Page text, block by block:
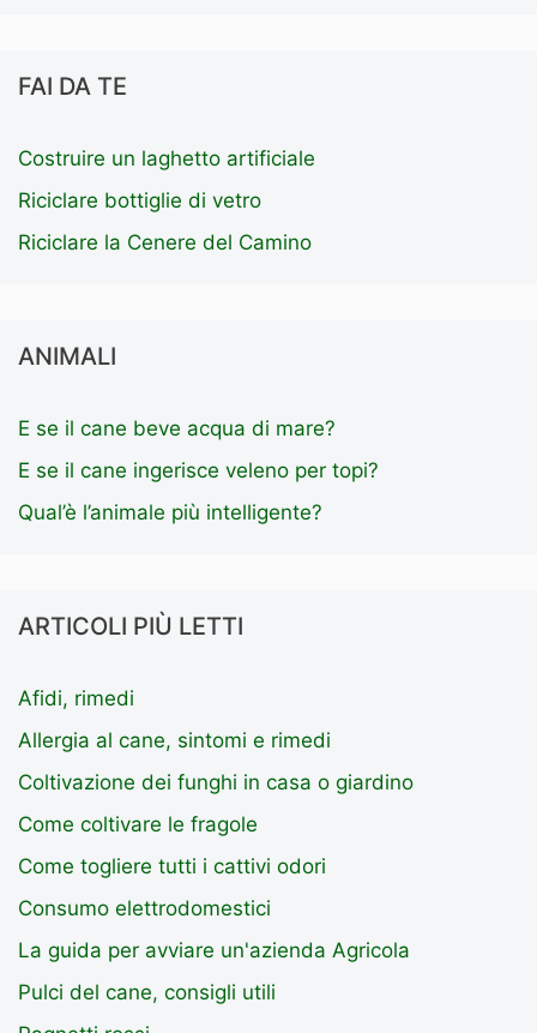
FAI DA TE
Costruire un laghetto artificiale
Riciclare bottiglie di vetro
Riciclare la Cenere del Camino
ANIMALI
E se il cane beve acqua di mare?
E se il cane ingerisce veleno per topi?
Qual’è l’animale più intelligente?
ARTICOLI PIÙ LETTI
Afidi, rimedi
Allergia al cane, sintomi e rimedi
Coltivazione dei funghi in casa o giardino
Come coltivare le fragole
Come togliere tutti i cattivi odori
Consumo elettrodomestici
La guida per avviare un'azienda Agricola
Pulci del cane, consigli utili